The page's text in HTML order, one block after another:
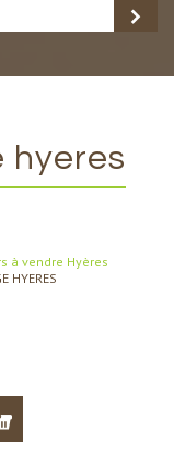
hyeres
à vendre Hyères
HYERES